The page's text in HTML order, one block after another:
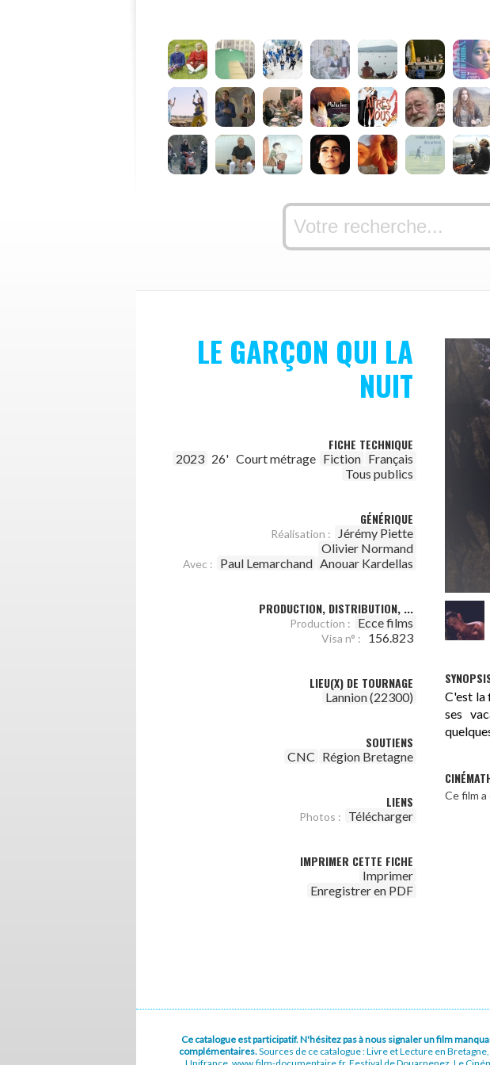
LE GARÇON QUI LA
NUIT
FICHE TECHNIQUE
2023 26' Court métrage Fiction Français
Tous publics
GÉNÉRIQUE
Réalisation :
Jérémy Piette
Olivier Normand
Avec : Paul Lemarchand Anouar Kardellas
PRODUCTION, DISTRIBUTION, ...
Production : Ecce films
Visa n° : 156.823
LIEU(X) DE TOURNAGE
Lannion (22300)
SOUTIENS
CNC Région Bretagne
LIENS
Photos : Télécharger
IMPRIMER CETTE FICHE
Imprimer
Enregistrer en PDF
C'est la
ses
Ce film
Ce catalogue est participatif. N'hésitez pas à nous signaler un film
complémentaires.Sources de ce catalogue : Livre et Lecture en